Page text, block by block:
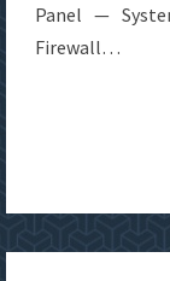
Panel —
Firewall…